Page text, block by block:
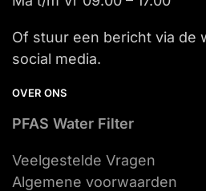
Of stuur een bericht via de
social media.
OVER ONS
PFAS Water Filter
Veelgestelde Vragen
Algemene voorwaarden